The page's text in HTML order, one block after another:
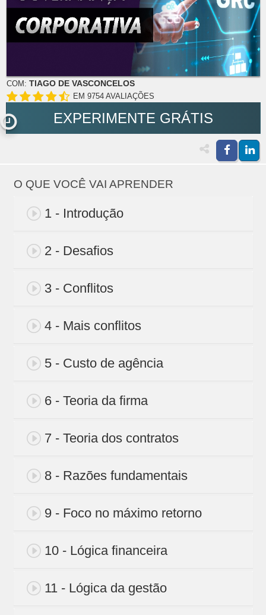
COM: TIAGO DE VASCONCELOS
EM 9754 AVALIAÇÕES
EXPERIMENTE GRÁTIS
O QUE VOCÊ VAI APRENDER
1 - Introdução
2 - Desafios
3 - Conflitos
4 - Mais conflitos
5 - Custo de agência
6 - Teoria da firma
7 - Teoria dos contratos
8 - Razões fundamentais
9 - Foco no máximo retorno
10 - Lógica financeira
11 - Lógica da gestão